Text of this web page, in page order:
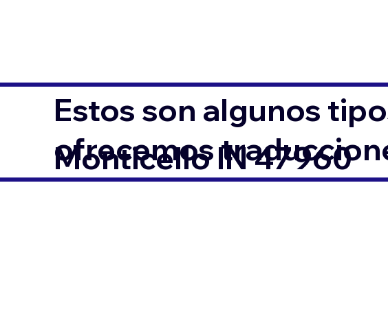
Estos son algunos
ofrecemos
Monticello IN 47960